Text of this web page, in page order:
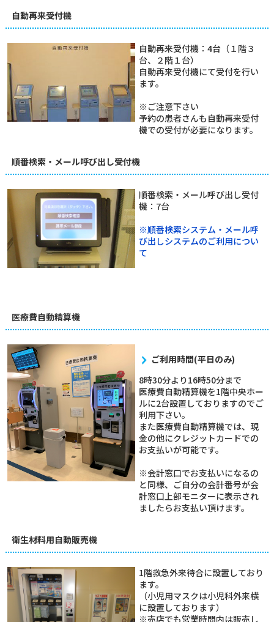
自動再来受付機
自動再来受付機：4台（１階３
台、２階１台）
自動再来受付機にて受付を行い
ます。
※ご注意下さい
予約の患者さんも自動再来受付
機での受付が必要になります。
順番検索・メール呼び出し受付機
順番検索・メール呼び出し受付
機：7台
※順番検索システム・メール呼
び出しシステムのご利用につい
て
医療費自動精算機
ご利用時間(平日のみ)
8時30分より16時50分まで
医療費自動精算機を1階中央ホー
ルに2台設置しておりますのでご
利用下さい。
また医療費自動精算機では、現
金の他にクレジットカードでの
お支払いが可能です。
※会計窓口でお支払いになるの
と同様、ご自分の会計番号が会
計窓口上部モニターに表示され
ましたらお支払い頂けます。
衛生材料用自動販売機
1階救急外来待合に設置しており
ます。
（小児用マスクは小児科外来横
に設置しております）
※売店でも営業時間内は販売し